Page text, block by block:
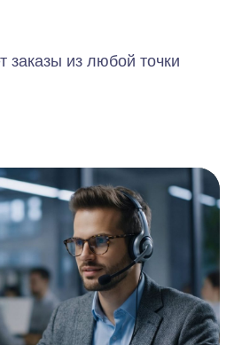
заказы из любой точки